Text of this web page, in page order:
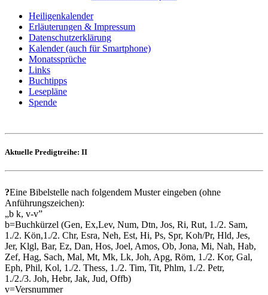
Heiligenkalender
Erläuterungen & Impressum
Datenschutzerklärung
Kalender (auch für Smartphone)
Monatssprüche
Links
Buchtipps
Lesepläne
Spende
Aktuelle Predigtreihe: II
?Eine Bibelstelle nach folgendem Muster eingeben (ohne
Anführungszeichen):
„b k, v-v”
b=Buchkürzel (Gen, Ex,Lev, Num, Dtn, Jos, Ri, Rut, 1./2. Sam,
1./2. Kön,1./2. Chr, Esra, Neh, Est, Hi, Ps, Spr, Koh/Pr, Hld, Jes,
Jer, Klgl, Bar, Ez, Dan, Hos, Joel, Amos, Ob, Jona, Mi, Nah, Hab,
Zef, Hag, Sach, Mal, Mt, Mk, Lk, Joh, Apg, Röm, 1./2. Kor, Gal,
Eph, Phil, Kol, 1./2. Thess, 1./2. Tim, Tit, Phlm, 1./2. Petr,
1./2./3. Joh, Hebr, Jak, Jud, Offb)
v=Versnummer